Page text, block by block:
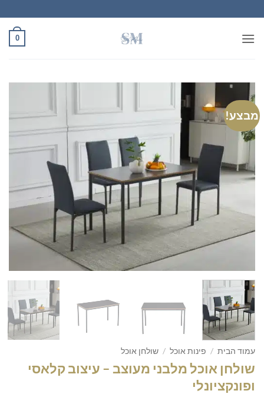
to
content
0
מבצע!
עמוד הבית / פינות אוכל / שולחן אוכל
שולחן אוכל מלבני מעוצב – עיצוב קלאסי
ופונקציונלי